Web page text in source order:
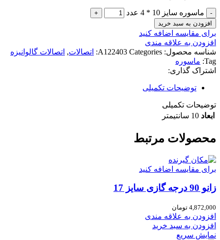
ماسوره سایز 10 * 4 عدد
افزودن به سبد خرید
برای مقایسه اضافه کنید
افزودن به علاقه مندی
شناسه محصول:
A122403 Categories: اتصالات, اتصالات گالوانیزه
Tag: ماسوره
اشتراک گذاری:
توضیحات تکمیلی
توضیحات تکمیلی
ابعاد 10 سانتیمتر
محصولات مرتبط
برای مقایسه اضافه کنید
زانو 90 درجه گازی سایز 17
4,872,000 تومان
افزودن به علاقه مندی
افزودن به سبد خرید
نمایش سریع